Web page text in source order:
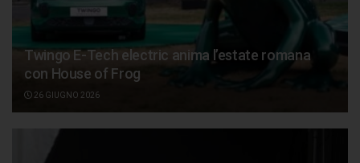
Twingo E-Tech electric anima l’estate romana
con House of Frog
26 GIUGNO 2026